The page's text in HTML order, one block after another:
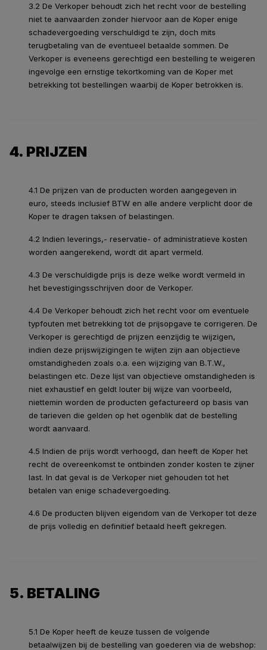
3.2 De Verkoper behoudt zich het recht voor de bestelling
niet te aanvaarden zonder hiervoor aan de Koper enige
schadevergoeding verschuldigd te zijn, doch mits
terugbetaling van de eventueel betaalde sommen. De
Verkoper is eveneens gerechtigd een bestelling te weigeren
ingevolge een ernstige tekortkoming van de Koper met
betrekking tot bestellingen waarbij de Koper betrokken is.
4. PRIJZEN
4.1 De prijzen van de producten worden aangegeven in
euro, steeds inclusief BTW en alle andere verplicht door de
Koper te dragen taksen of belastingen.
4.2 Indien leverings,- reservatie- of administratieve kosten
worden aangerekend, wordt dit apart vermeld.
4.3 De verschuldigde prijs is deze welke wordt vermeld in
het bevestigingsschrijven door de Verkoper.
4.4 De Verkoper behoudt zich het recht voor om eventuele
typfouten met betrekking tot de prijsopgave te corrigeren. De
Verkoper is gerechtigd de prijzen eenzijdig te wijzigen,
indien deze prijswijzigingen te wijten zijn aan objectieve
omstandigheden zoals o.a. een wijziging van B.T.W.,
belastingen etc. Deze lijst van objectieve omstandigheden is
niet exhaustief en geldt louter bij wijze van voorbeeld,
niettemin worden de producten gefactureerd op basis van
de tarieven die gelden op het ogenblik dat de bestelling
wordt aanvaard.
4.5 Indien de prijs wordt verhoogd, dan heeft de Koper het
recht de overeenkomst te ontbinden zonder kosten te zijner
last. In dat geval is de Verkoper niet gehouden tot het
betalen van enige schadevergoeding.
4.6 De producten blijven eigendom van de Verkoper tot deze
de prijs volledig en definitief betaald heeft gekregen.
5. BETALING
5.1 De Koper heeft de keuze tussen de volgende
betaalwijzen bij de bestelling van goederen via de webshop: